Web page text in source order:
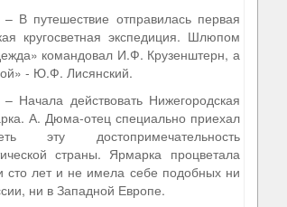
– В путешествие отправилась первая
кругосветная экспедиция. Шлюпом
командовал И.Ф. Крузенштерн, а
- Ю.Ф. Лисянский.
Начала действовать Нижегородская
А. Дюма-отец специально приехал
эту достопримечательность
страны. Ярмарка процветала
сто лет и не имела себе подобных ни
ни в Западной Европе.